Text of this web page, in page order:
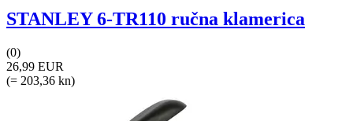
STANLEY 6-TR110 ručna klamerica
(0)
26,99 EUR
(= 203,36 kn)